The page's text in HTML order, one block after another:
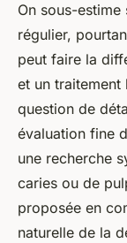
On sous-estime
régulier,
peut faire la
et un traitement
question de
évaluation fine
une recherche
caries ou de
proposée en
naturelle de la